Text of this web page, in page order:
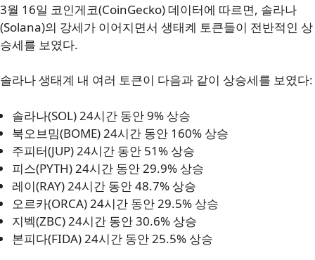
3월 16일 코인게코(CoinGecko) 데이터에 따르면, 솔라나
(Solana)의 강세가 이어지면서 생태켸 토큰들이 전반적인 상
승세를 보였다.
솔라나 생태계 내 여러 토큰이 다음과 같이 상승세를 보였다:
솔라나(SOL) 24시간 동안 9% 상승
북오브밈(BOME) 24시간 동안 160% 상승
주피터(JUP) 24시간 동안 51% 상승
피스(PYTH) 24시간 동안 29.9% 상승
레이(RAY) 24시간 동안 48.7% 상승
오르카(ORCA) 24시간 동안 29.5% 상승
지벡(ZBC) 24시간 동안 30.6% 상승
본피다(FIDA) 24시간 동안 25.5% 상승